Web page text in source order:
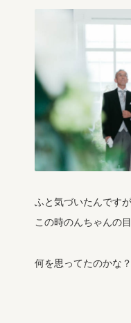
ふと気づいたんですが
この時のんちゃんの
何を思ってたのかな？